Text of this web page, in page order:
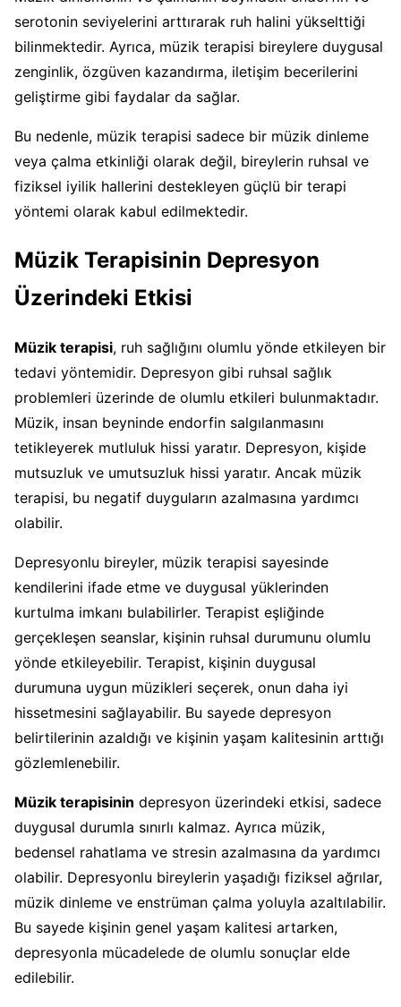
serotonin seviyelerini arttırarak ruh halini yükselttiği
bilinmektedir. Ayrıca, müzik terapisi bireylere duygusal
zenginlik, özgüven kazandırma, iletişim becerilerini
geliştirme gibi faydalar da sağlar.
Bu nedenle, müzik terapisi sadece bir müzik dinleme
veya çalma etkinliği olarak değil, bireylerin ruhsal ve
fiziksel iyilik hallerini destekleyen güçlü bir terapi
yöntemi olarak kabul edilmektedir.
Müzik Terapisinin Depresyon
Üzerindeki Etkisi
Müzik terapisi, ruh sağlığını olumlu yönde etkileyen bir
tedavi yöntemidir. Depresyon gibi ruhsal sağlık
problemleri üzerinde de olumlu etkileri bulunmaktadır.
Müzik, insan beyninde endorfin salgılanmasını
tetikleyerek mutluluk hissi yaratır. Depresyon, kişide
mutsuzluk ve umutsuzluk hissi yaratır. Ancak müzik
terapisi, bu negatif duyguların azalmasına yardımcı
olabilir.
Depresyonlu bireyler, müzik terapisi sayesinde
kendilerini ifade etme ve duygusal yüklerinden
kurtulma imkanı bulabilirler. Terapist eşliğinde
gerçekleşen seanslar, kişinin ruhsal durumunu olumlu
yönde etkileyebilir. Terapist, kişinin duygusal
durumuna uygun müzikleri seçerek, onun daha iyi
hissetmesini sağlayabilir. Bu sayede depresyon
belirtilerinin azaldığı ve kişinin yaşam kalitesinin arttığı
gözlemlenebilir.
Müzik terapisinin depresyon üzerindeki etkisi, sadece
duygusal durumla sınırlı kalmaz. Ayrıca müzik,
bedensel rahatlama ve stresin azalmasına da yardımcı
olabilir. Depresyonlu bireylerin yaşadığı fiziksel ağrılar,
müzik dinleme ve enstrüman çalma yoluyla azaltılabilir.
Bu sayede kişinin genel yaşam kalitesi artarken,
depresyonla mücadelede de olumlu sonuçlar elde
edilebilir.